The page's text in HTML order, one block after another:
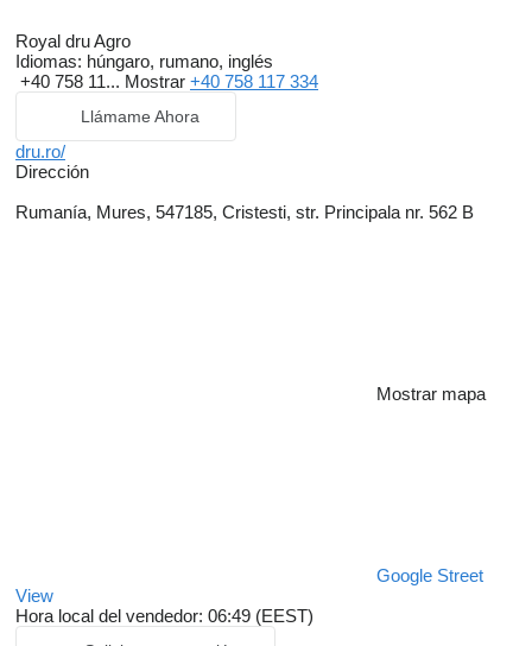
Royal dru Agro
Idiomas: húngaro, rumano, inglés
+40 758 11... Mostrar +40 758 117 334
Llámame Ahora
dru.ro/
Dirección
Rumanía, Mures, 547185, Cristesti, str. Principala nr. 562 B
Mostrar mapa
Google Street
View
Hora local del vendedor: 06:49 (EEST)